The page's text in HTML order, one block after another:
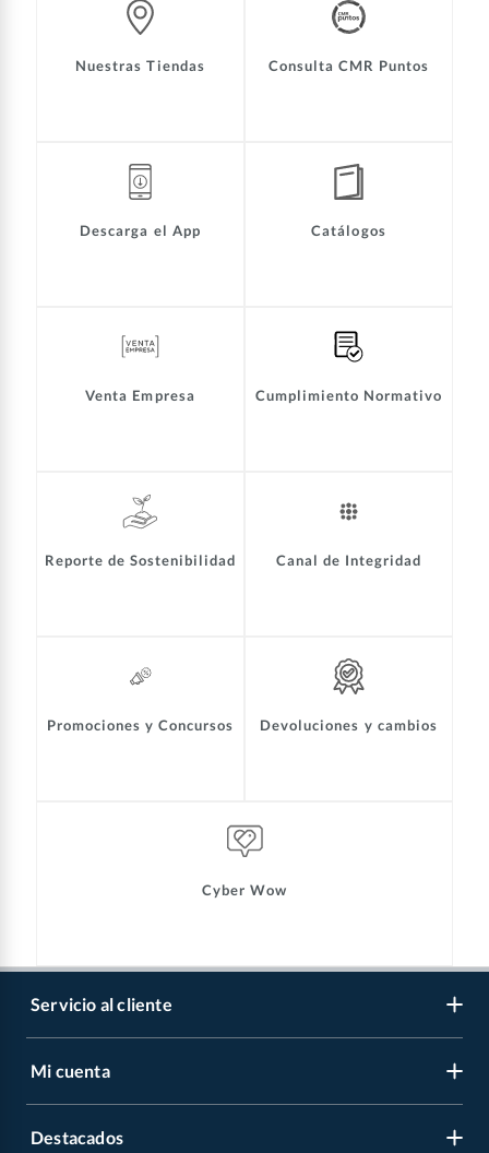
Nuestras Tiendas Consulta CMR Puntos
Descarga el App Catálogos
Venta Empresa Cumplimiento Normativo
Reporte de Sostenibilidad Canal de Integridad
Promociones y Concursos Devoluciones y cambios
Cyber Wow
Servicio al cliente
Libro de reclamaciones
Mi cuenta
Regístrate
Destacados